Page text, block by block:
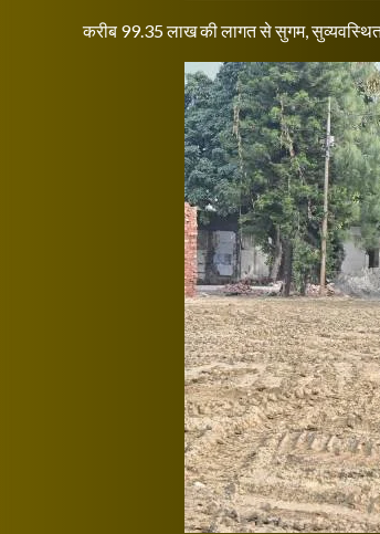
करीब 99.35 लाख की लागत से सुगम, सुव्यवस्थित